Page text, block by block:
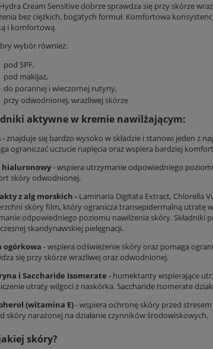
Cream Sensitive dobrze sprawdza się przy skórze
bez ciężkich, bogatych formuł. Komfortowa
i komfortową.
wybór również:
pod SPF,
pod makijaż,
do porannej i wieczornej rutyny,
przy odwodnionej, wrażliwej skórze
aktywne w kremie nawilżającym:
- znajduje się bardzo wysoko w składzie i stanowi jeden z
ograniczać uczucie napięcia oraz wspiera bardziej
hialuronowy- wspiera utrzymanie odpowiedniego
skóry odwodnionej.
z alg morskich - Laminaria Digitata Extract, Chlorella
skóry film, który ogranicza transepidermalną utratę
odpowiedniego poziomu nawilżenia skóry. Składniki
skandynawskiej pielęgnacji.
ogórkowa - wspiera odświeżenie skóry oraz pomaga
się przy skórze wrażliwej oraz odwodnionej.
i Saccharide Isomerate - humektanty wspierające
utraty wilgoci z naskórka. Saccharide Isomerate
(witamina E)- wspiera ochronę skóry przed
skóry narażonej na działanie czynników środowiskowych.
skóry?